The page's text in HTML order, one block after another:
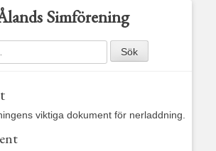
Simförening
viktiga dokument för nerladdning.